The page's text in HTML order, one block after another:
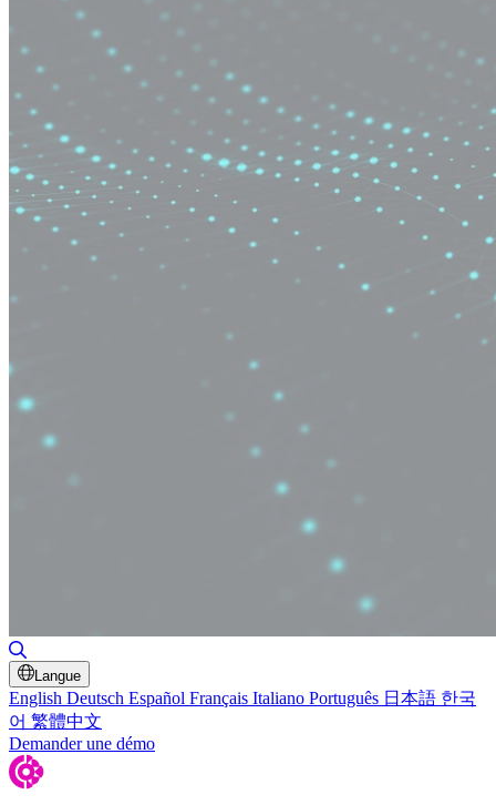
Langue
English Deutsch Español Français Italiano Português 日本語 한국
어 繁體中文
Demander une démo